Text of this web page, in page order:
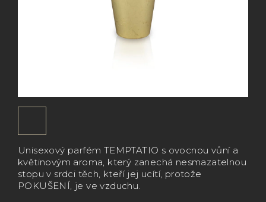
Unisexový parfém TEMPTATIO s ovocnou vůní a
květinovým aroma, který zanechá nesmazatelnou
stopu v srdci těch, kteří jej ucítí, protože
POKUŠENÍ, je ve vzduchu.